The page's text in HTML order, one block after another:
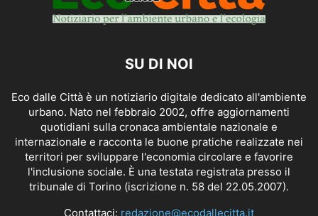
SU DI NOI
Eco dalle Città è un notiziario digitale dedicato all'ambiente
urbano. Nato nel febbraio 2002, offre aggiornamenti
quotidiani sulla cronaca ambientale nazionale e
internazionale e racconta le buone pratiche realizzate nei
territori per sviluppare l'economia circolare e favorire
l'inclusione sociale. È una testata registrata presso il
tribunale di Torino (iscrizione n. 58 del 22.05.2007).
Contattaci: redazione@ecodallecitta.it